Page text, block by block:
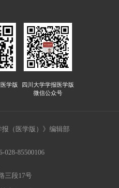
学版
四川大学学报医学版
微信公众号
（医学版）》编辑部
028-85500106
三段17号